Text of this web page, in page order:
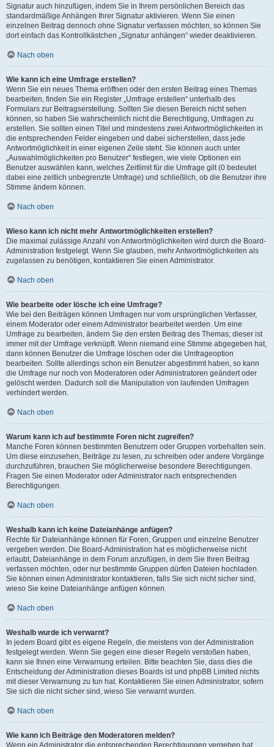
Signatur auch hinzufügen, indem Sie in Ihrem persönlichen Bereich das
standardmäßige Anhängen Ihrer Signatur aktivieren. Wenn Sie einen
einzelnen Beitrag dennoch ohne Signatur verfassen möchten, so können Sie
dort einfach das Kontrollkästchen „Signatur anhängen“ wieder deaktivieren.
Nach oben
Wie kann ich eine Umfrage erstellen?
Wenn Sie ein neues Thema eröffnen oder den ersten Beitrag eines Themas
bearbeiten, finden Sie ein Register „Umfrage erstellen“ unterhalb des
Formulars zur Beitragserstellung. Sollten Sie diesen Bereich nicht sehen
können, so haben Sie wahrscheinlich nicht die Berechtigung, Umfragen zu
erstellen. Sie sollten einen Titel und mindestens zwei Antwortmöglichkeiten in
die entsprechenden Felder eingeben und dabei sicherstellen, dass jede
Antwortmöglichkeit in einer eigenen Zeile steht. Sie können auch unter
„Auswahlmöglichkeiten pro Benutzer“ festlegen, wie viele Optionen ein
Benutzer auswählen kann, welches Zeitlimit für die Umfrage gilt (0 bedeutet
dabei eine zeitlich unbegrenzte Umfrage) und schließlich, ob die Benutzer ihre
Stimme ändern können.
Nach oben
Wieso kann ich nicht mehr Antwortmöglichkeiten erstellen?
Die maximal zulässige Anzahl von Antwortmöglichkeiten wird durch die Board-
Administration festgelegt. Wenn Sie glauben, mehr Antwortmöglichkeiten als
zugelassen zu benötigen, kontaktieren Sie einen Administrator.
Nach oben
Wie bearbeite oder lösche ich eine Umfrage?
Wie bei den Beiträgen können Umfragen nur vom ursprünglichen Verfasser,
einem Moderator oder einem Administrator bearbeitet werden. Um eine
Umfrage zu bearbeiten, ändern Sie den ersten Beitrag des Themas; dieser ist
immer mit der Umfrage verknüpft. Wenn niemand eine Stimme abgegeben hat,
dann können Benutzer die Umfrage löschen oder die Umfrageoption
bearbeiten. Sollte allerdings schon ein Benutzer abgestimmt haben, so kann
die Umfrage nur noch von Moderatoren oder Administratoren geändert oder
gelöscht werden. Dadurch soll die Manipulation von laufenden Umfragen
verhindert werden.
Nach oben
Warum kann ich auf bestimmte Foren nicht zugreifen?
Manche Foren können bestimmten Benutzern oder Gruppen vorbehalten sein.
Um diese einzusehen, Beiträge zu lesen, zu schreiben oder andere Vorgänge
durchzuführen, brauchen Sie möglicherweise besondere Berechtigungen.
Fragen Sie einen Moderator oder Administrator nach entsprechenden
Berechtigungen.
Nach oben
Weshalb kann ich keine Dateianhänge anfügen?
Rechte für Dateianhänge können für Foren, Gruppen und einzelne Benutzer
vergeben werden. Die Board-Administration hat es möglicherweise nicht
erlaubt, Dateianhänge in dem Forum anzufügen, in dem Sie Ihren Beitrag
verfassen möchten, oder nur bestimmte Gruppen dürfen Dateien hochladen.
Sie können einen Administrator kontaktieren, falls Sie sich nicht sicher sind,
wieso Sie keine Dateianhänge anfügen können.
Nach oben
Weshalb wurde ich verwarnt?
In jedem Board gibt es eigene Regeln, die meistens von der Administration
festgelegt werden. Wenn Sie gegen eine dieser Regeln verstoßen haben,
kann sie Ihnen eine Verwarnung erteilen. Bitte beachten Sie, dass dies die
Entscheidung der Administration dieses Boards ist und phpBB Limited nichts
mit dieser Verwarnung zu tun hat. Kontaktieren Sie einen Administrator, sofern
Sie sich die nicht sicher sind, wieso Sie verwarnt wurden.
Nach oben
Wie kann ich Beiträge den Moderatoren melden?
Wenn ein Administrator die entsprechenden Berechtigungen vergeben hat,